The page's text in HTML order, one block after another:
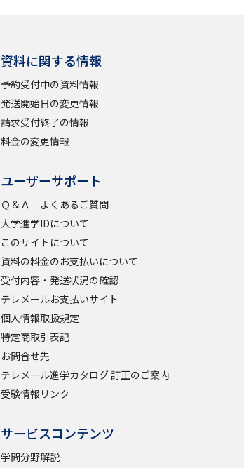
資料に関する情報
予約受付中の資料情報
発送開始日の変更情報
請求受付終了の情報
料金の変更情報
ユーザーサポート
Ｑ＆Ａ よくあるご質問
大学進学IDについて
このサイトについて
資料の料金のお支払いについて
受付内容・発送状況の確認
テレメールお支払いサイト
個人情報取扱規定
特定商取引表記
お問合せ先
テレメール進学カタログ 訂正のご案内
受験情報リンク
サービスコンテンツ
学問分野解説